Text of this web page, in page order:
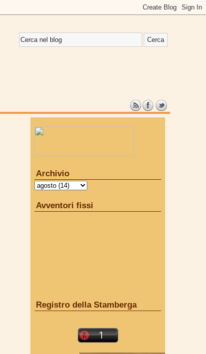
Archivio
Avventori fissi
Registro della Stamberga